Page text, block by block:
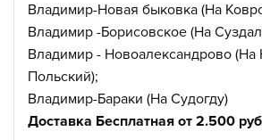
Владимир-Новая быковка (На
Владимир -Борисовское (На
Владимир - Новоалександрово
Польский);
Владимир-Бараки (На Судогду)
Доставка Бесплатная от 2.500